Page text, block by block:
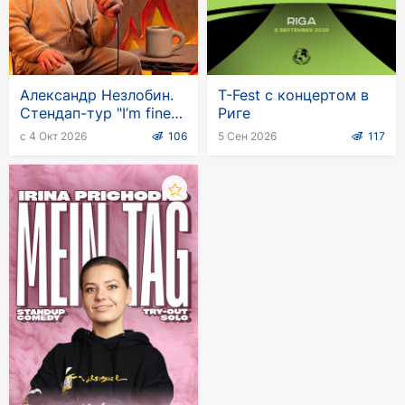
Александр Незлобин.
Стендап-тур "I’m fine"
на английском языке
с 4 Окт 2026 106
T-Fest с концертом в
Риге
5 Сен 2026 117